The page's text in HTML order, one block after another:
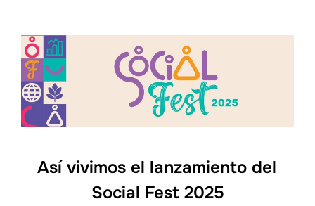
Así vivimos el lanzamiento del
Social Fest 2025